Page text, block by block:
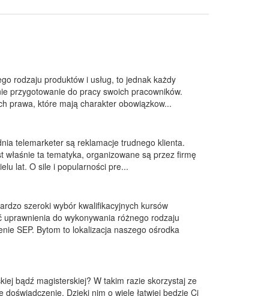
rodzaju produktów i usług, to jednak każdy
przygotowanie do pracy swoich pracowników.
prawa, które mają charakter obowiązkow...
telemarketer są reklamacje trudnego klienta.
ta tematyka, organizowane są przez firmę
lat. O sile i popularności pre...
szeroki wybór kwalifikacyjnych kursów
do wykonywania różnego rodzaju
SEP. Bytom to lokalizacja naszego ośrodka
bądź magisterskiej? W takim razie skorzystaj ze
Dzięki nim o wiele łatwiej będzie Ci